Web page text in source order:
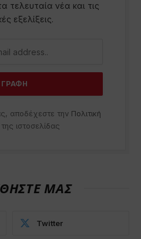
τελευταία νέα και τις
εξελίξεις.
αποδέχεστε την Πολιτική
της ιστοσελίδας
ΜΑΣ
Twitter